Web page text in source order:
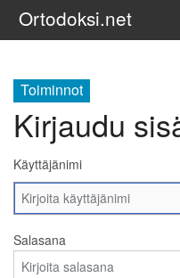
Ortodoksi.net
Toiminnot
Kirjaudu
Käyttäjänimi
Salasana